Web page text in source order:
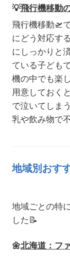
💡飛行機移動
飛行機移動🛫
にどう対応す
にしっかりと
ている子ども
機の中でも楽
用意しておく
で泣いてしま
乳や飲み物で
地域別おす
地域ごとの特
した📝
🌼北海道：フ